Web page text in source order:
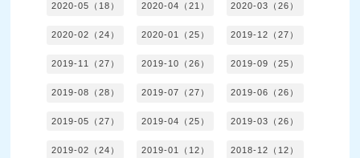
2020-05（18） 2020-04（21） 2020-03（26）
2020-02（24） 2020-01（25） 2019-12（27）
2019-11（27） 2019-10（26） 2019-09（25）
2019-08（28） 2019-07（27） 2019-06（26）
2019-05（27） 2019-04（25） 2019-03（26）
2019-02（24） 2019-01（12） 2018-12（12）